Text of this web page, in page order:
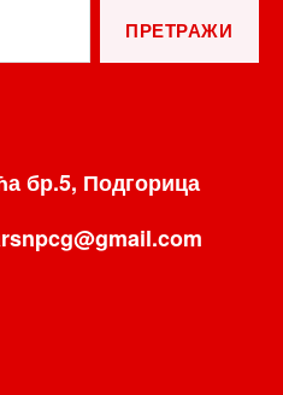
бр.5, Подгорица